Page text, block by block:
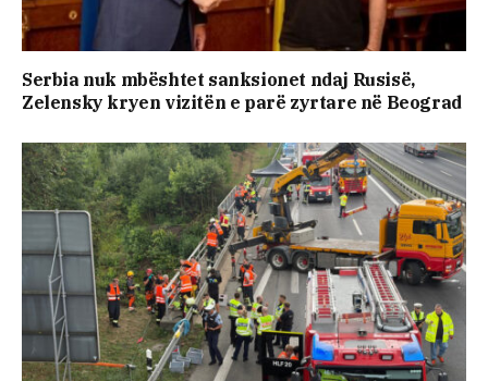
Serbia nuk mbështet sanksionet ndaj Rusisë,
Zelensky kryen vizitën e parë zyrtare në Beograd